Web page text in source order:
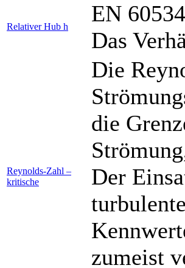
Relativer Hub h
EN
Das
Reynolds-Zahl –
kritische
Die
die
Der
zumeist